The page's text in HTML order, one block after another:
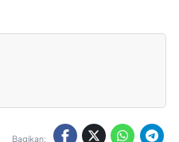
Bagikan: